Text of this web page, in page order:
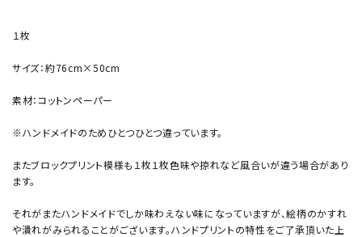
１枚
サイズ：約76cm×50cm
素材：コットンペーパー
※ハンドメイドのためひとつひとつ違っています。
またブロックプリント模様も１枚１枚色味や掠れなど風合いが違う場合があり
ます。
それがまたハンドメイドでしか味わえない味になっていますが、絵柄のかすれ
や潰れがみられることがございます。ハンドプリントの特性をご了承頂いた上